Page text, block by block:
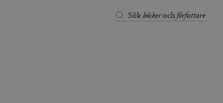
Sökböckerochförfattare